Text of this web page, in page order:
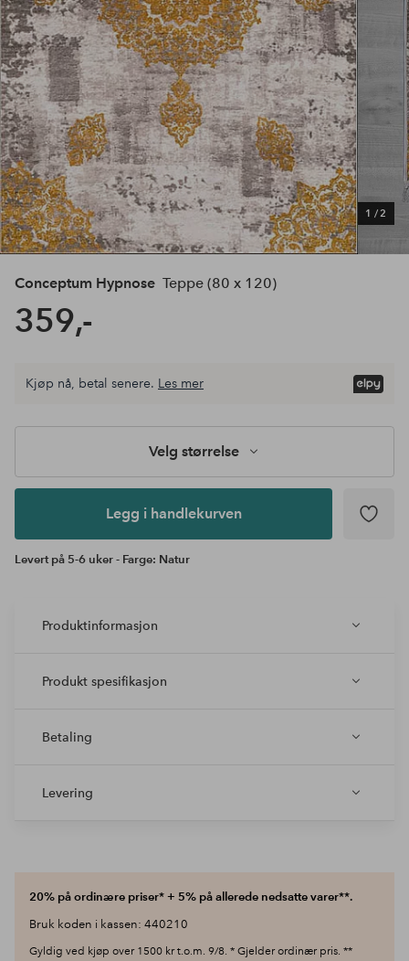
1 /2
Conceptum Hypnose Teppe (80 x 120)
359,-
Legg i
Kjøp nå, betal senere. Les mer
Velg størrelse
Legg i handlekurven
Levert på 5-6 uker - Farge: Natur
Produktinformasjon
Produkt spesifikasjon
Betaling
Levering
20% på ordinære priser* + 5% på allerede nedsatte varer**.
Bruk koden i kassen: 440210
Gyldig ved kjøp over 1500 kr t.o.m. 9/8. * Gjelder ordinær pris. **